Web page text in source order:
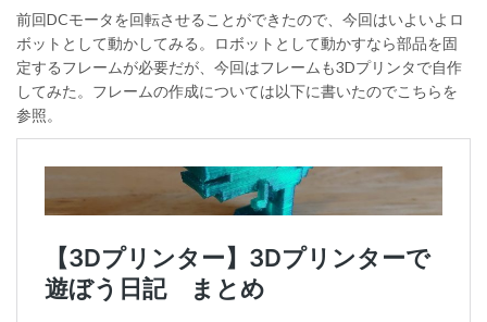
前回DCモータを回転させることができたので、今回はいよいよロ
ボットとして動かしてみる。ロボットとして動かすなら部品を固
定するフレームが必要だが、今回はフレームも3Dプリンタで自作
してみた。フレームの作成については以下に書いたのでこちらを
参照。